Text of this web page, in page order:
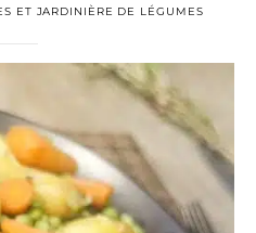
ET JARDINIÈRE DE LÉGUMES